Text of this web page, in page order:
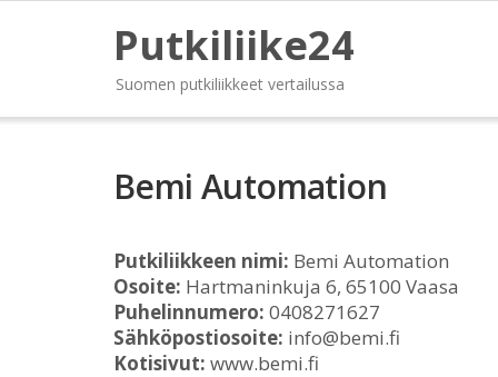
Putkiliike24
Suomen putkiliikkeet vertailussa
Bemi Automation
Putkiliikkeen nimi: Bemi Automation
Osoite: Hartmaninkuja 6, 65100 Vaasa
Puhelinnumero: 0408271627
Sähköpostiosoite: info@bemi.fi
Kotisivut: www.bemi.fi